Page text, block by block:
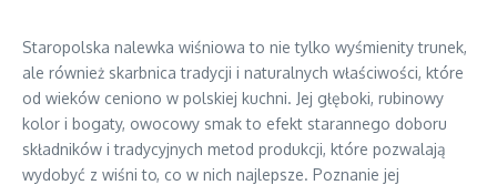
Staropolska nalewka wiśniowa to nie tylko wyśmienity trunek,
ale również skarbnica tradycji i naturalnych właściwości, które
od wieków ceniono w polskiej kuchni. Jej głęboki, rubinowy
kolor i bogaty, owocowy smak to efekt starannego doboru
składników i tradycyjnych metod produkcji, które pozwalają
wydobyć z wiśni to, co w nich najlepsze. Poznanie jej